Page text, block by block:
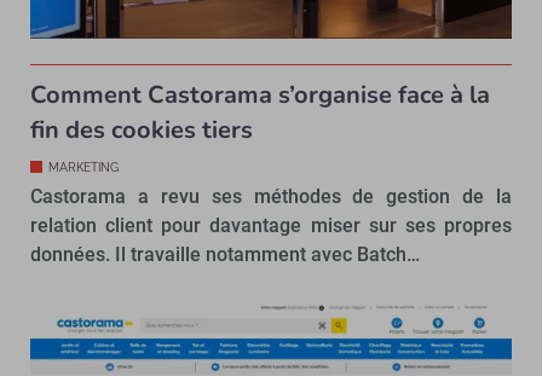
Comment Castorama s’organise face à la
fin des cookies tiers
MARKETING
Castorama a revu ses méthodes de gestion de la
relation client pour davantage miser sur ses propres
données. Il travaille notamment avec Batch…